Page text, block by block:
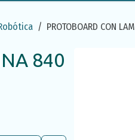
PROTOBOARD CON
840